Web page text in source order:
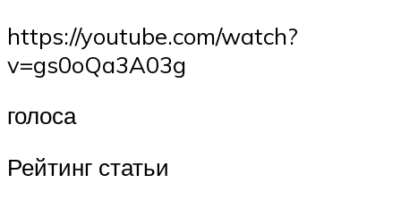
https://youtube.com/watch?
v=gs0oQa3A03g
голоса
Рейтинг статьи